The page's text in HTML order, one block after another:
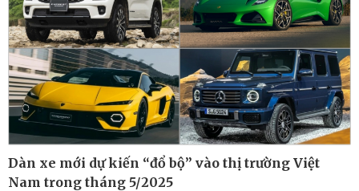
Thế giới
Quan sát
Cuộc sống đó đây
Hồ sơ
Multimedia
Ảnh
Video
E-Magazine
Infographic
Dàn xe mới dự kiến “đổ bộ” vào thị trường Việt
Nam trong tháng 5/2025